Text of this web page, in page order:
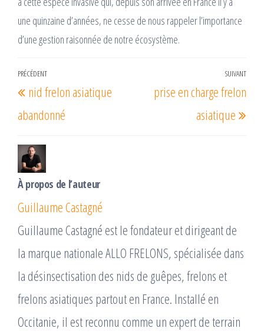
une quinzaine d’années, ne cesse de nous rappeler l’importance
d’une gestion raisonnée de notre écosystème.
Navigation
de
l’article
Article
précédent
PRÉCÉDENT
nid frelon asiatique
abandonné
SUIVANT
prise en charge frelon
asiatique
À propos de l’auteur
Guillaume Castagné
Guillaume Castagné est le fondateur et dirigeant de
la marque nationale ALLO FRELONS, spécialisée dans
la désinsectisation des nids de guêpes, frelons et
frelons asiatiques partout en France. Installé en
Occitanie, il est reconnu comme un expert de terrain